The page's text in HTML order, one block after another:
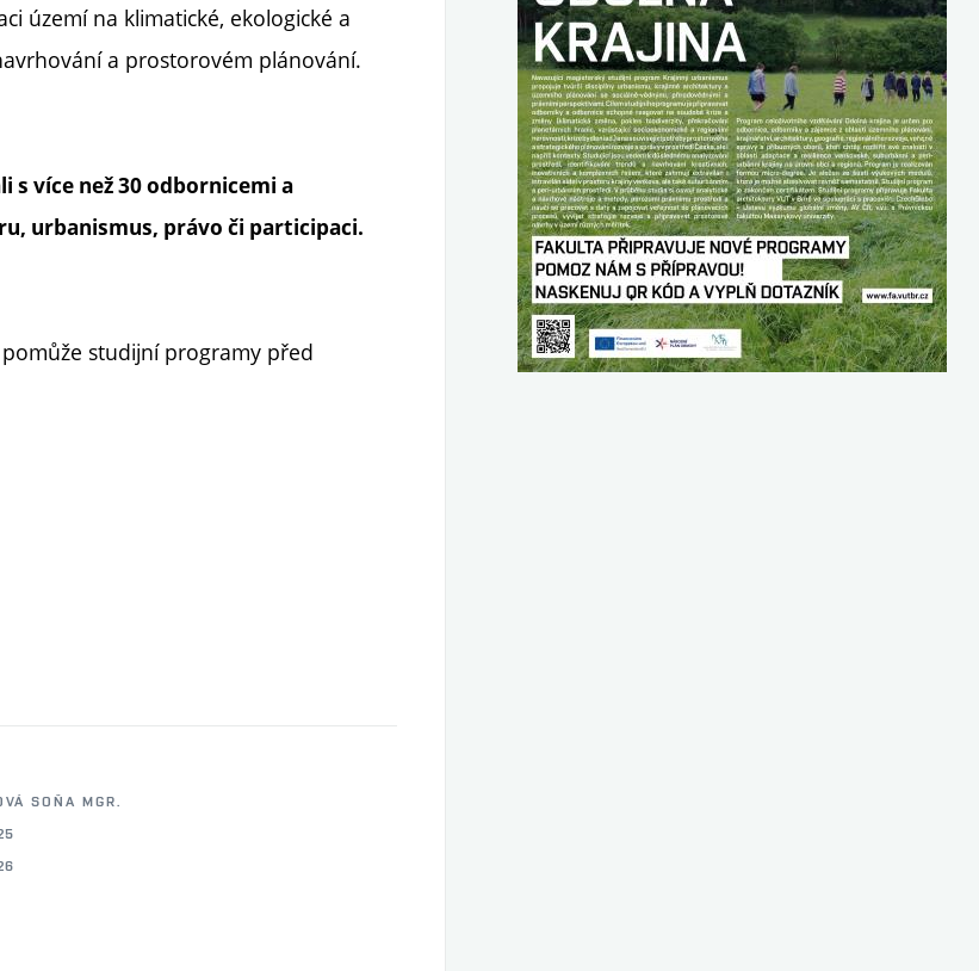
území na klimatické, ekologické a
a prostorovém plánování.
více než 30 odbornicemi a
urbanismus, právo či participaci.
studijní programy před
SOŇA MGR.